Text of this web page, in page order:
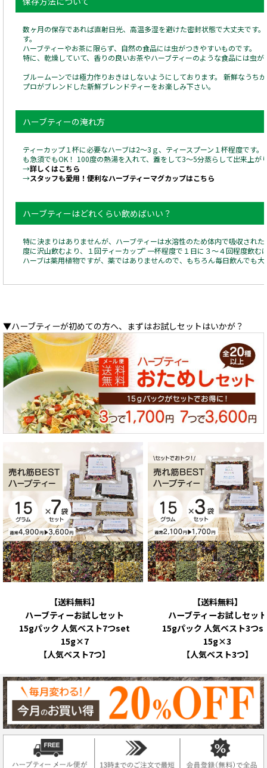
数ヶ月の保存であれば直射日光、高温多湿を避けた密封状態で大丈夫です
す。
ハーブティーやお茶に限らず、自然の食品には虫がつきやすいものです。
特に、乾燥していて、香りの良いお茶やハーブティーのような食品には虫
ブルームーンでは極力作りおきはしないようにしております。 新鮮なうち
プロがブレンドした新鮮ブレンドティーをお楽しみ下さい。
ハーブティーの淹れ方
ティーカップ１杯に必要なハーブは2～3ｇ、ティースプーン１杯程度です
も急須でもOK！ 100度の熱湯を入れて、蓋をして3～5分蒸らして出来上が
→詳しくはこちら
→スタッフも愛用！便利なハーブティーマグカップはこちら
ハーブティーはどれくらい飲めばいい？
特に決まりはありませんが、ハーブティーは水溶性のため体内で吸収され
度に沢山飲むより、１回ティーカップﾟ一杯程度で１日に３～４回程度飲む
ハーブは薬用植物ですが、薬ではありませんので、もちろん毎日飲んでも大
▼ハーブティーが初めての方へ、まずはお試しセットはいかが？
【送料無料】
ハーブティーお試しセット
15gパック 人気ベスト7つset
15g×7
【人気ベスト7つ】
【送料無料】
ハーブティーお試しセット
15gパック 人気ベスト3つ
15g×3
【人気ベスト3つ】